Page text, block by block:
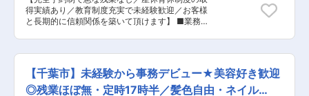
を展開する湘南美容クリニックを中心に、美容外
科・皮膚科・審美歯科など多岐にわたる医療サー
科やレディースクリニックなど幅広い診療科目を
展開。 医療×マーケティングで急成長を続ける美
用・育成・マーケティングのノウハウを活かし、
医療機関のM&Aや経営再生にも注力しています。
などヘアケアの施術 ・ヘアケアやヘアスタイルに
関するアドバイス、商品や施術のアフターフォロ
ー など ■業務の特徴： ・完全予約制のサロン
のため、予定外の急な残業が発生することはあり
的なメンテナンスが必要な商品になるので、お客
様と長期にわたって信頼関係を構築でき、やりが
いを持って業務に取り組むことができます。 ・チ
得実績あり／教育制度充実で未経験歓迎／お客様
と長期的に信頼関係を築いて頂けます】 ■業務内
サービスの提供、施術をしていただきます。 理美
容師の資格やサロンワークの経験を活かして、更
なる技術や知識の習得もできるポジションです。
・カット、スタイリング、カラー、パーマ、シャ
【千葉市】未経験から事務デビュー★美容好き歓迎
◎残業ほぼ無・定時17時半／髪色自由・ネイル